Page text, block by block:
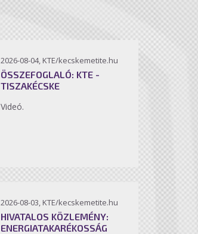
2026-08-04, KTE/kecskemetite.hu
ÖSSZEFOGLALÓ: KTE -
TISZAKÉCSKE
Videó.
2026-08-03, KTE/kecskemetite.hu
HIVATALOS KÖZLEMÉNY:
ENERGIATAKARÉKOSSÁG